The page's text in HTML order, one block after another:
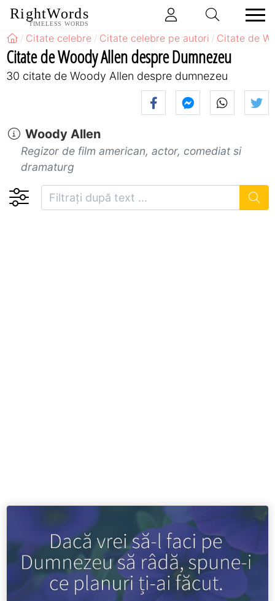
RightWords
TIMELESS WORDS
Citate celebre Citate celebre pe autori Citate de
Citate de Woody Allen despre Dumnezeu
30 citate de Woody Allen despre dumnezeu
Woody Allen
Regizor de film american, actor, comediat si
dramaturg